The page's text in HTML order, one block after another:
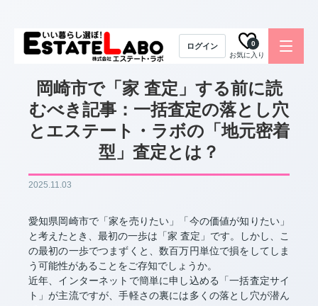
ログイン
お気に入り
0
岡崎市で「家 査定」する前に読
むべき記事：一括査定の落とし穴
とエステート・ラボの「地元密着
型」査定とは？
2025.11.03
愛知県岡崎市で「家を売りたい」「今の価値が知りたい」
と考えたとき、最初の一歩は「家 査定」です。しかし、こ
の最初の一歩でつまずくと、数百万円単位で損をしてしま
う可能性があることをご存知でしょうか。
近年、インターネットで簡単に申し込める「一括査定サイ
ト」が主流ですが、手軽さの裏には多くの落とし穴が潜ん